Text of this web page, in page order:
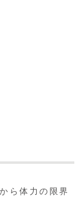
ら体力の限界